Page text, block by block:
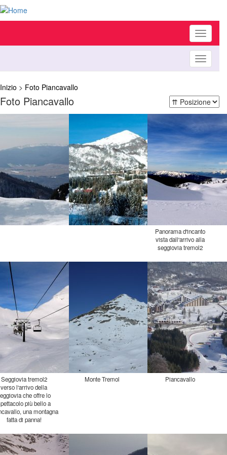
Toggle
Toggle
Inizio > Foto Piancavallo
Foto Piancavallo
Panorama d'incanto
vista dall'arrivo alla
seggiovia tremol2
Seggiovia tremol2
verso l'arrivo della
seggiovia che offre lo
spettacolo più bello a
Piancavallo, una montagna
fatta di panna!
Monte Tremol Piancavallo